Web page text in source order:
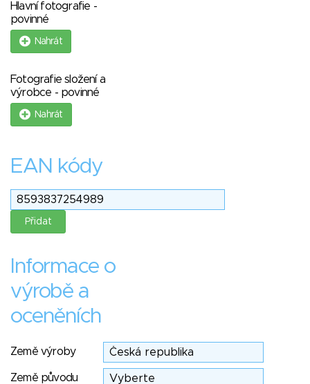
Hlavní fotografie -
povinné
Nahrát
Fotografie složení a
výrobce - povinné
Nahrát
EAN kódy
Informace o
výrobě a
oceněních
Země výroby
Země původu